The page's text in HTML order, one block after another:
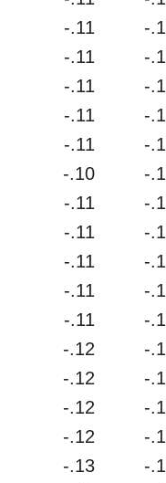
-.11
-
-.11
-
-.11
-
-.11
-
-.11
-
-.10
-
-.11
-
-.11
-
-.11
-
-.11
-
-.11
-
-.12
-
-.12
-
-.12
-
-.12
-
-.13
-